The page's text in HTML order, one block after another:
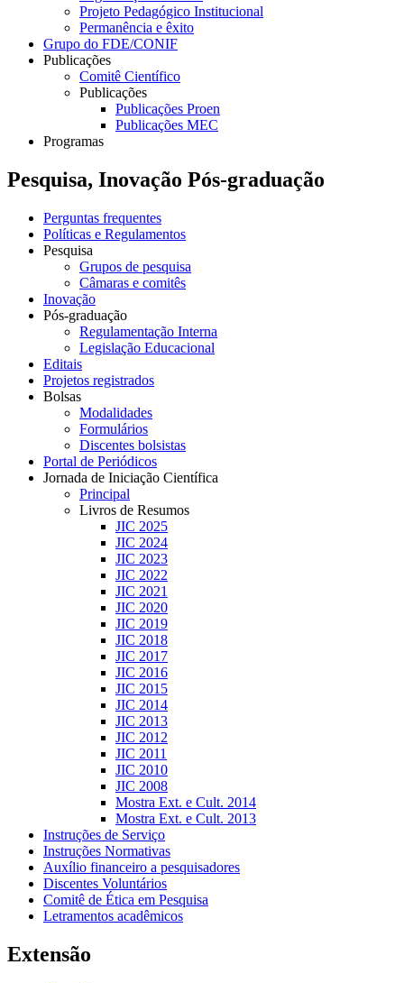
Projeto Pedagógico Institucional
Permanência e êxito
Grupo do FDE/CONIF
Publicações
Comitê Científico
Publicações
Publicações Proen
Publicações MEC
Programas
Pesquisa, Inovação Pós-graduação
Perguntas frequentes
Políticas e Regulamentos
Pesquisa
Grupos de pesquisa
Câmaras e comitês
Inovação
Pós-graduação
Regulamentação Interna
Legislação Educacional
Editais
Projetos registrados
Bolsas
Modalidades
Formulários
Discentes bolsistas
Portal de Periódicos
Jornada de Iniciação Científica
Principal
Livros de Resumos
JIC 2025
JIC 2024
JIC 2023
JIC 2022
JIC 2021
JIC 2020
JIC 2019
JIC 2018
JIC 2017
JIC 2016
JIC 2015
JIC 2014
JIC 2013
JIC 2012
JIC 2011
JIC 2010
JIC 2008
Mostra Ext. e Cult. 2014
Mostra Ext. e Cult. 2013
Instruções de Serviço
Instruções Normativas
Auxílio financeiro a pesquisadores
Discentes Voluntários
Comitê de Ética em Pesquisa
Letramentos acadêmicos
Extensão